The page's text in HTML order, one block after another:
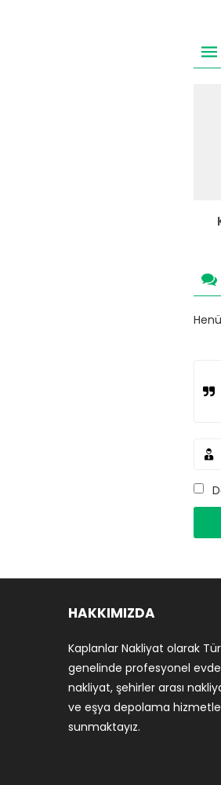
HAKKIMIZDA
Kaplanlar Nakliyat olarak
genelinde profesyonel
nakliyat, şehirler arası
ve eşya depolama
sunmaktayız.